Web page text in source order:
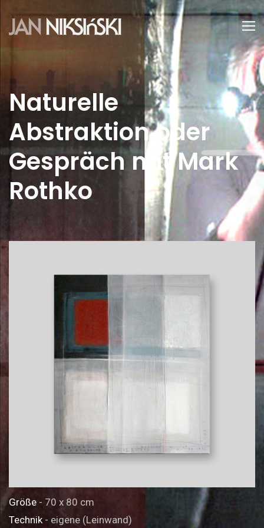
Naturelle
Abstraktion oder
Gespräch mit Mark
Rothko
Größe - 70 x 80 cm
Technik- eigene (Leinwand)